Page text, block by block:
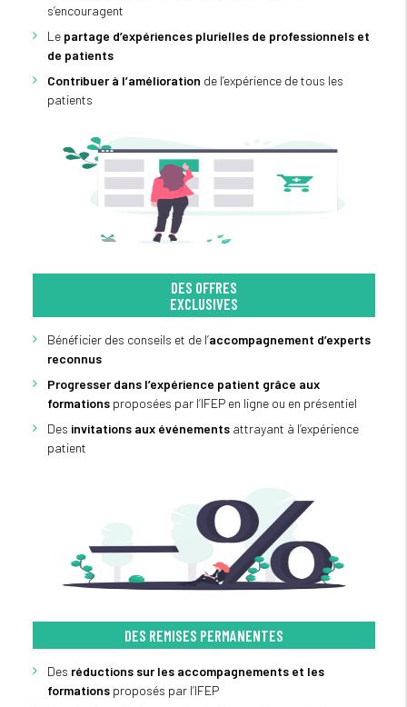
s’encouragent
Le partage d’expériences plurielles de professionnels et
de patients
Contribuer à l’amélioration de l’expérience de tous les
patients
DES OFFRES
EXCLUSIVES
Bénéficier des conseils et de l’accompagnement d’experts
reconnus
Progresser dans l’expérience patient grâce aux
formations proposées par l’IFEP en ligne ou en présentiel
Des invitations aux événementsattrayant à l’expérience
patient
DES REMISES PERMANENTES
Des réductions sur les accompagnements et les
formationsproposés par l’IFEP